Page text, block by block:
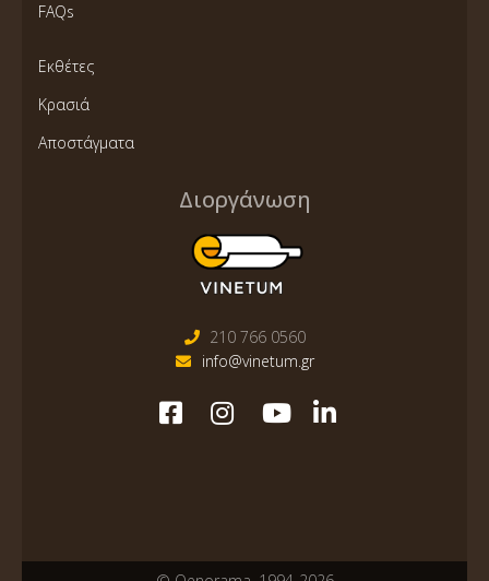
FAQs
Εκθέτες
Κρασιά
Αποστάγματα
Διοργάνωση
210 766 0560
info@vinetum.gr